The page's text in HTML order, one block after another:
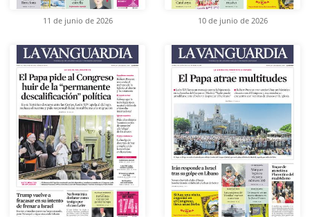
11 de junio de 2026 10 de junio de 2026